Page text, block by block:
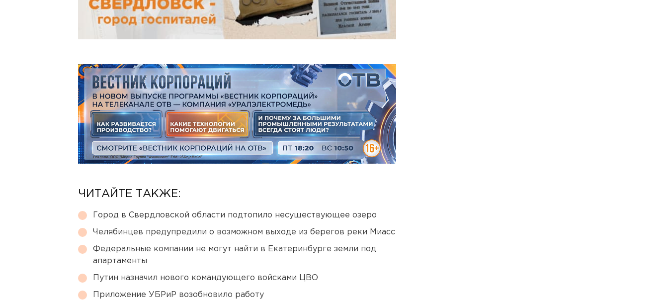
ЧИТАЙТЕ ТАКЖЕ:
Город в Свердловской области подтопило несуществующее озеро
Челябинцев предупредили о возможном выходе из берегов реки Миасс
Федеральные компании не могут найти в Екатеринбурге земли под
апартаменты
Путин назначил нового командующего войсками ЦВО
Приложение УБРиР возобновило работу